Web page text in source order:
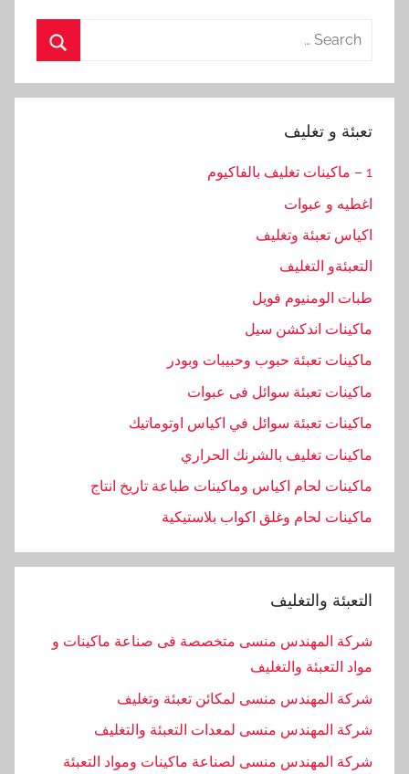
Search
تعبئة و تغليف
1 – ماكينات تغليف بالفاكيوم
اغطيه و عبوات
اكياس تعبئة وتغليف
التعبئةو التغليف
طبات الومنيوم فويل
ماكينات اندكشن سيل
ماكينات تعبئة حبوب وحبيبات وبودر
ماكينات تعبئة سوائل فى عبوات
ماكينات تعبئة سوائل في اكياس اوتوماتيك
ماكينات تغليف بالشرنك الحراري
ماكينات لحام اكياس وماكينات طباعة تاريخ انتاج
ماكينات لحام وغلق اكواب بلاستيكية
التعبئة والتغليف
شركة المهندس منسى متخصصة فى صناعة ماكينات و
مواد التعبئة والتغليف
شركة المهندس منسى لمكائن تعبئة وتغليف
شركة المهندس منسى لمعدات التعبئة والتغليف
شركة المهندس منسى لصناعة ماكينات ومواد التعبئة